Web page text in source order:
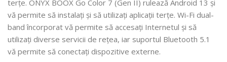
terțe. ONYX BOOX Go Color 7 (Gen II) rulează Android 13 și
vă permite să instalați și să utilizați aplicații terțe. Wi-Fi dual-
band încorporat vă permite să accesați Internetul și să
utilizați diverse servicii de rețea, iar suportul Bluetooth 5.1
vă permite să conectați dispozitive externe.